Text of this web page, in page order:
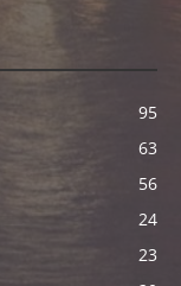
95
63
56
24
23